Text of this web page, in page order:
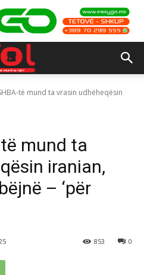
të mund ta vrasin udhëheqësin
mund ta
iranian,
– ‘për
0
853